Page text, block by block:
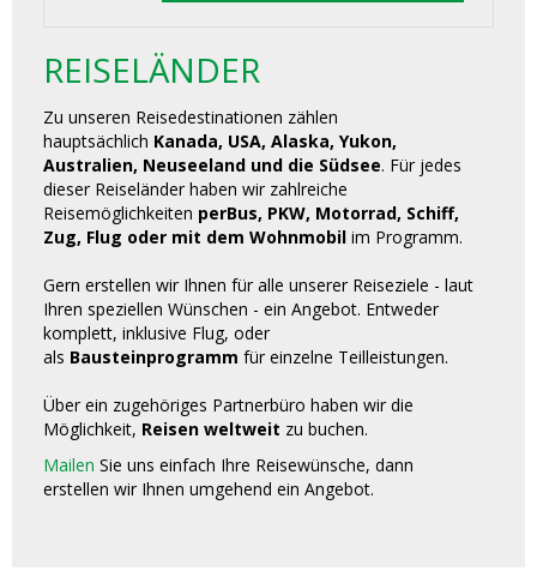
REISELÄNDER
Zu unseren Reisedestinationen zählen
hauptsächlich Kanada, USA, Alaska, Yukon,
Australien, Neuseeland und die Südsee. Für jedes
dieser Reiseländer haben wir zahlreiche
Reisemöglichkeiten perBus, PKW, Motorrad, Schiff,
Zug, Flug oder mit dem Wohnmobil im Programm.
Gern erstellen wir Ihnen für alle unserer Reiseziele - laut
Ihren speziellen Wünschen - ein Angebot. Entweder
komplett, inklusive Flug, oder
als Bausteinprogramm für einzelne Teilleistungen.
Über ein zugehöriges Partnerbüro haben wir die
Möglichkeit, Reisen weltweit zu buchen.
Mailen Sie uns einfach Ihre Reisewünsche, dann
erstellen wir Ihnen umgehend ein Angebot.